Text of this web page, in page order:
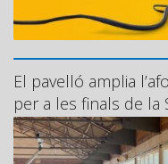
El pavelló amplia
per a les finals de la